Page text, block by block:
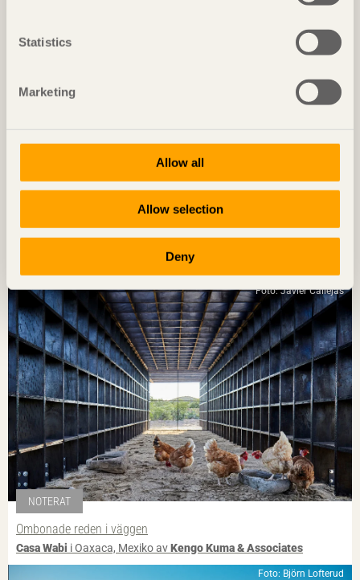
Statistics
Marketing
Allow all
Allow selection
Deny
Foto: Christian Flatscher
i Natters, Österrike avSnøhetta
Foto: Javier Callejas
NOTERAT
Ombonade reden i väggen
Casa Wabi i Oaxaca, Mexiko avKengo Kuma & Associates
Foto: Björn Lofterud